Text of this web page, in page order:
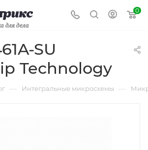
для дела
0
SU
Technology
— Интегральные микросхемы —